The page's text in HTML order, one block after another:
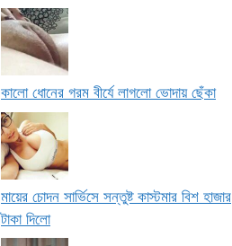
কালো ধোনের গরম বীর্যে লাগলো ভোদায় ছেঁকা
মায়ের চোদন সার্ভিসে সন্তুষ্ট কাস্টমার বিশ হাজার
টাকা দিলো